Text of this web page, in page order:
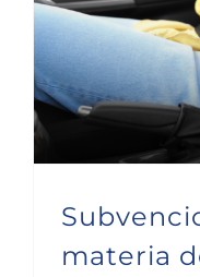
materia